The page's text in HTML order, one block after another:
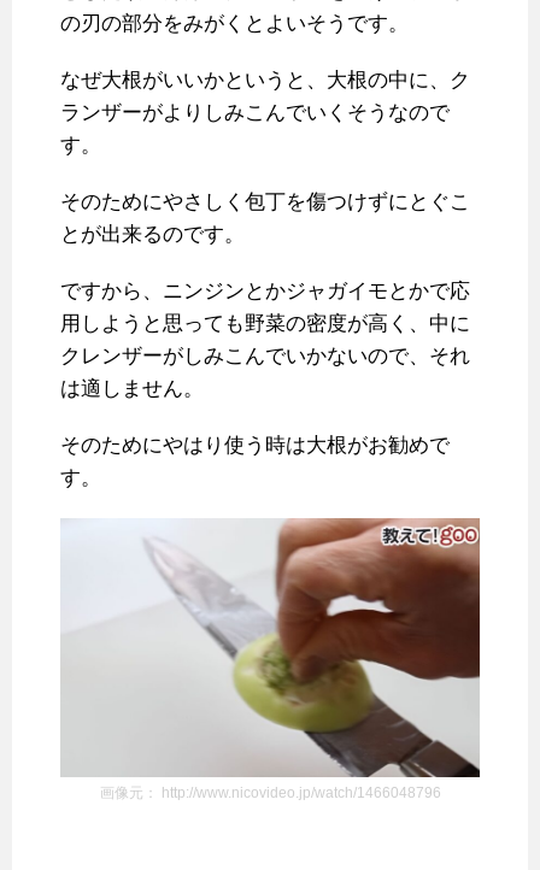
の刃の部分をみがくとよいそうです。
なぜ大根がいいかというと、大根の中に、ク
ランザーがよりしみこんでいくそうなので
す。
そのためにやさしく包丁を傷つけずにとぐこ
とが出来るのです。
ですから、ニンジンとかジャガイモとかで応
用しようと思っても野菜の密度が高く、中に
クレンザーがしみこんでいかないので、それ
は適しません。
そのためにやはり使う時は大根がお勧めで
す。
画像元： http://www.nicovideo.jp/watch/1466048796